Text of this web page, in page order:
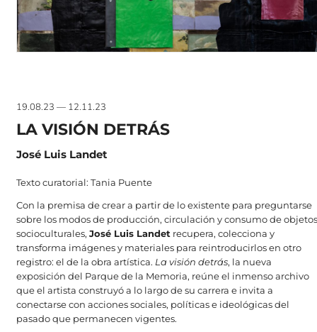
19.08.23 — 12.11.23
LA VISIÓN DETRÁS
José Luis Landet
Texto curatorial: Tania Puente
Con la premisa de crear a partir de lo existente para preguntarse
sobre los modos de producción, circulación y consumo de objetos
socioculturales, José Luis Landet recupera, colecciona y
transforma imágenes y materiales para reintroducirlos en otro
registro: el de la obra artística. La visión detrás, la nueva
exposición del Parque de la Memoria, reúne el inmenso archivo
que el artista construyó a lo largo de su carrera e invita a
conectarse con acciones sociales, políticas e ideológicas del
pasado que permanecen vigentes.